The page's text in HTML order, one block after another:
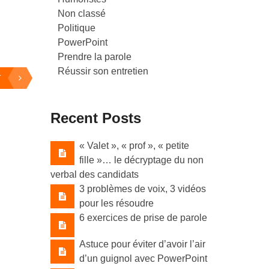
Non classé
Politique
PowerPoint
Prendre la parole
Réussir son entretien
Recent Posts
« Valet »​, « prof »​, « petite
fille »​… le décryptage du non
verbal des candidats
3 problèmes de voix, 3 vidéos
pour les résoudre
6 exercices de prise de parole
Astuce pour éviter d’avoir l’air
d’un guignol avec PowerPoint